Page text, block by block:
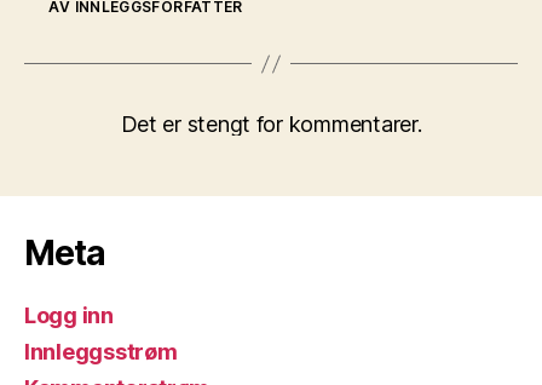
AV INNLEGGSFORFATTER
Det er stengt for kommentarer.
Meta
Logg inn
Innleggsstrøm